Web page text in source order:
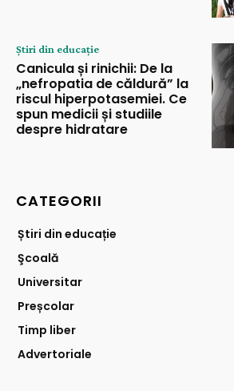
Știri din educație
Canicula și rinichii: De la
„nefropatia de căldură” la
riscul hiperpotasemiei. Ce
spun medicii și studiile
despre hidratare
CATEGORII
Știri din educație
Şcoală
Universitar
Preșcolar
Timp liber
Advertoriale